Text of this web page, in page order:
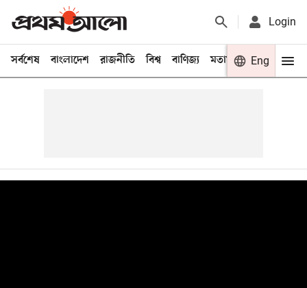
Login
সর্বশেষ বাংলাদেশ রাজনীতি বিশ্ব বাণিজ্য মতামত খেলা
Eng